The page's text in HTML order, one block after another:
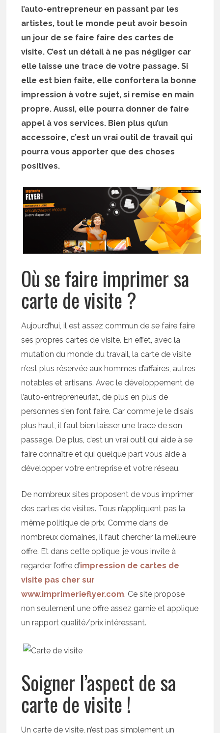
l’auto-entrepreneur en passant par les
artistes, tout le monde peut avoir besoin
un jour de se faire faire des cartes de
visite. C’est un détail à ne pas négliger car
elle laisse une trace de votre passage. Si
elle est bien faite, elle confortera la bonne
impression à votre sujet, si remise en main
propre. Aussi, elle pourra donner de faire
appel à vos services. Bien plus qu’un
accessoire, c’est un vrai outil de travail qui
pourra vous apporter que des choses
positives.
Où se faire imprimer sa
carte de visite ?
Aujourd’hui, il est assez commun de se faire faire
ses propres cartes de visite. En effet, avec la
mutation du monde du travail, la carte de visite
n’est plus réservée aux hommes d’affaires, autres
notables et artisans. Avec le développement de
l’auto-entrepreneuriat, de plus en plus de
personnes s’en font faire. Car comme je le disais
plus haut, il faut bien laisser une trace de son
passage. De plus, c’est un vrai outil qui aide à se
faire connaître et qui quelque part vous aide à
développer votre entreprise et votre réseau.
De nombreux sites proposent de vous imprimer
des cartes de visites. Tous n’appliquent pas la
même politique de prix. Comme dans de
nombreux domaines, il faut chercher la meilleure
offre. Et dans cette optique, je vous invite à
regarder l’offre d’impression de cartes de
visite pas cher sur
www.imprimerieflyer.com. Ce site propose
non seulement une offre assez garnie et applique
un rapport qualité/prix intéressant.
Soigner l’aspect de sa
carte de visite !
Un carte de visite, n’est pas simplement un